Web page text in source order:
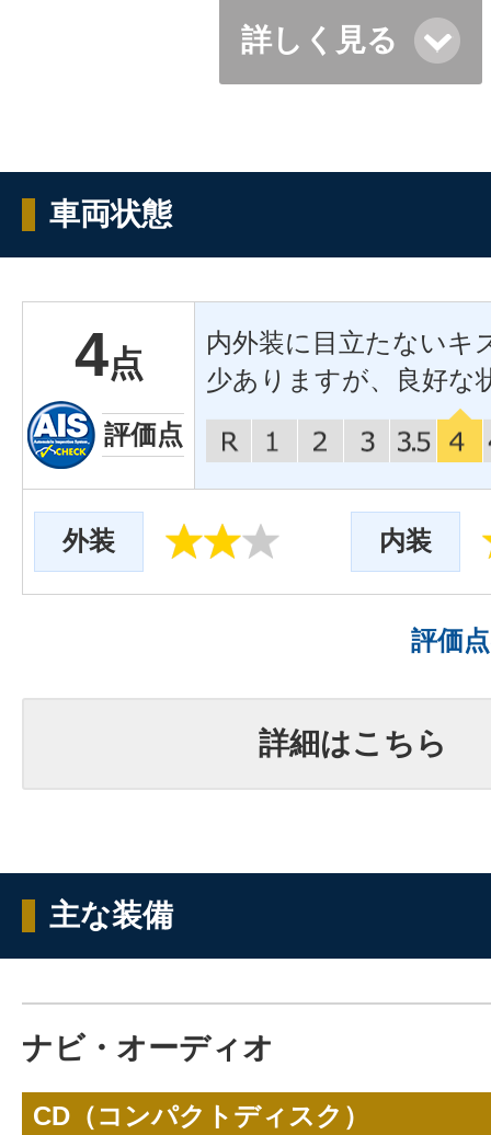
詳しく見る
車両状態
4点
評価点
内外装に目立たないキ
少ありますが、良好な
外装 内装
評価
詳細はこちら
主な装備
ナビ・オーディオ
CD（コンパクトディスク）